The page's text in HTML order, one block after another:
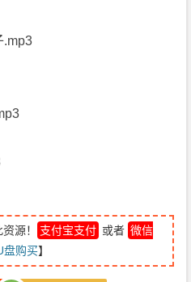
.mp3
源！ 支付宝支付 或者 微信
盘购买】